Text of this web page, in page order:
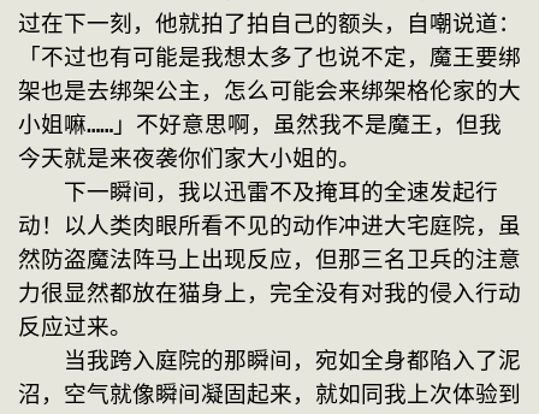
过在下一刻，他就拍了拍自己的额头，自嘲说道：
「不过也有可能是我想太多了也说不定，魔王要绑
架也是去绑架公主，怎么可能会来绑架格伦家的大
小姐嘛……」不好意思啊，虽然我不是魔王，但我
今天就是来夜袭你们家大小姐的。
下一瞬间，我以迅雷不及掩耳的全速发起行
动！以人类肉眼所看不见的动作冲进大宅庭院，虽
然防盗魔法阵马上出现反应，但那三名卫兵的注意
力很显然都放在猫身上，完全没有对我的侵入行动
反应过来。
当我跨入庭院的那瞬间，宛如全身都陷入了泥
沼，空气就像瞬间凝固起来，就如同我上次体验到